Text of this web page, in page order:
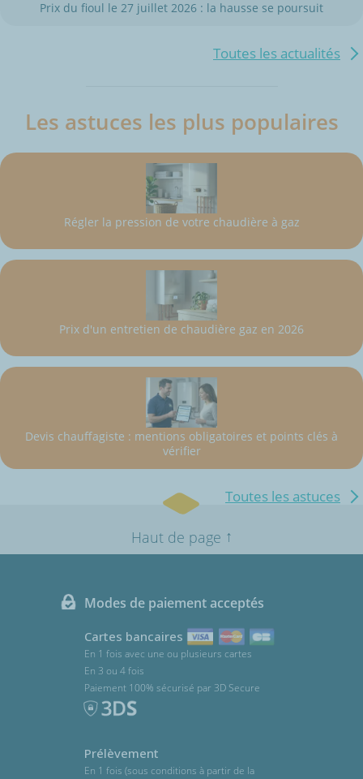
Prix du fioul le 27 juillet 2026 : la hausse se poursuit
Toutes les actualités
Les astuces les plus populaires
Régler la pression de votre chaudière à gaz
Prix d'un entretien de chaudière gaz en 2026
Devis chauffagiste : mentions obligatoires et points clés à
vérifier
Toutes les astuces
Haut de page ↑
Modes de paiement acceptés
Cartes bancaires
En 1 fois avec une ou plusieurs cartes
En 3 ou 4 fois
Paiement 100% sécurisé par 3D Secure
Prélèvement
En 1 fois (sous conditions à partir de la